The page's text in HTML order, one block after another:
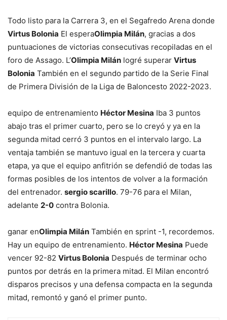
Todo listo para la Carrera 3, en el Segafredo Arena donde
Virtus Bolonia El esperaOlimpia Milán, gracias a dos
puntuaciones de victorias consecutivas recopiladas en el
foro de Assago. L’Olimpia Milán logré superar Virtus
Bolonia También en el segundo partido de la Serie Final
de Primera División de la Liga de Baloncesto 2022-2023.
equipo de entrenamiento Héctor Mesina Iba 3 puntos
abajo tras el primer cuarto, pero se lo creyó y ya en la
segunda mitad cerró 3 puntos en el intervalo largo. La
ventaja también se mantuvo igual en la tercera y cuarta
etapa, ya que el equipo anfitrión se defendió de todas las
formas posibles de los intentos de volver a la formación
del entrenador. sergio scarillo. 79-76 para el Milan,
adelante 2-0 contra Bolonia.
ganar enOlimpia Milán También en sprint -1, recordemos.
Hay un equipo de entrenamiento. Héctor Mesina Puede
vencer 92-82 Virtus Bolonia Después de terminar ocho
puntos por detrás en la primera mitad. El Milan encontró
disparos precisos y una defensa compacta en la segunda
mitad, remontó y ganó el primer punto.